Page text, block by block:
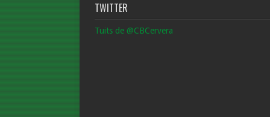
TWITTER
Tuits de @CBCervera